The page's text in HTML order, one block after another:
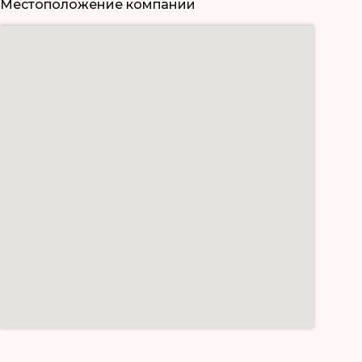
Местоположение компании